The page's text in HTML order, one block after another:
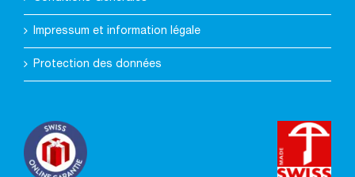
Impressum et information légale
Protection des données